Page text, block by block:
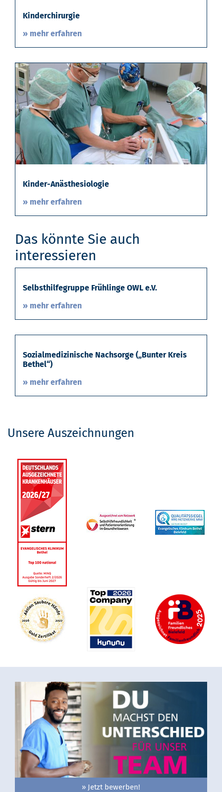
Kinderchirurgie
» mehr erfahren
Kinder-Anästhesiologie
» mehr erfahren
Das könnte Sie auch
interessieren
Selbsthilfegruppe Frühlinge OWL e.V.
» mehr erfahren
Sozialmedizinische Nachsorge („Bunter Kreis
Bethel“)
» mehr erfahren
Unsere Auszeichnungen
» Jetzt bewerben!